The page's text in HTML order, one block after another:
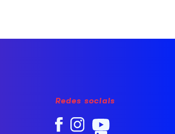
Redes sociais